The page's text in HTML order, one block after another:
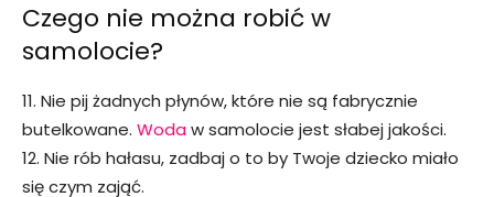
Czego nie można robić w
samolocie?
11. Nie pij żadnych płynów, które nie są fabrycznie
butelkowane. Wodaw samolocie jest słabej jakości.
12. Nie rób hałasu, zadbaj o to by Twoje dziecko miało
się czym zająć.